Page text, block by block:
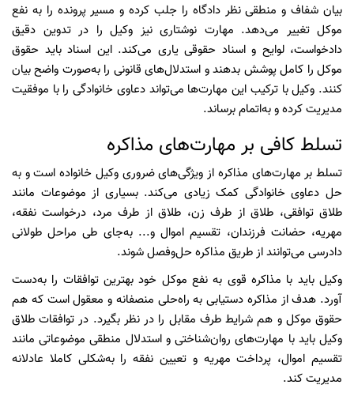
بیان شفاف و منطقی نظر دادگاه را جلب کرده و مسیر پرونده را به نفع
موکل تغییر می‌دهد. مهارت نوشتاری نیز وکیل را در تدوین دقیق
دادخواست، لوایح و اسناد حقوقی یاری می‌کند. این اسناد باید حقوق
موکل را کامل پوشش بدهند و استدلال‌های قانونی را به‌صورت واضح بیان
کنند. وکیل با ترکیب این مهارت‌ها می‌تواند دعاوی خانوادگی را با موفقیت
مدیریت کرده و به‌اتمام برساند.
تسلط کافی بر مهارت‌های مذاکره
تسلط بر مهارت‌های مذاکره از ویژگی‌های ضروری وکیل خانواده است و به
حل دعاوی خانوادگی کمک زیادی می‌کند‌. بسیاری از موضوعات مانند
طلاق توافقی، طلاق از طرف زن، طلاق از طرف مرد، درخواست نفقه،
مهریه، حضانت فرزندان، تقسیم اموال و... به‌جای طی مراحل طولانی
دادرسی می‌توانند از طریق مذاکره حل‌وفصل شوند.
وکیل باید با مذاکره قوی به نفع موکل خود بهترین توافقات را به‌دست
آورد. هدف از مذاکره دستیابی به راه‌حلی منصفانه و معقول است که هم
حقوق موکل و هم شرایط طرف مقابل را در نظر بگیرد. در توافقات طلاق
وکیل باید با مهارت‌های روان‌شناختی و استدلال منطقی موضوعاتی مانند
تقسیم اموال، پرداخت مهریه و تعیین نفقه را به‌شکلی کاملا عادلانه
مدیریت کند.